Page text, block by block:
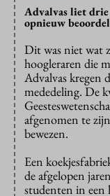
Advalvas liet
opnieuw
Dit was niet wat
hoogleraren die
Advalvas kregen
mededeling. De
afgenomen te
bewezen.
Een
de afgelopen
studenten in een